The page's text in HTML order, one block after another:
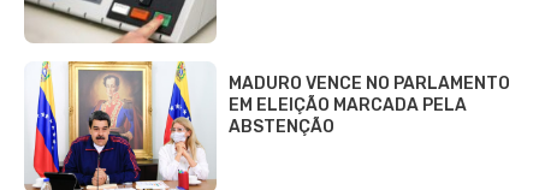
MADURO VENCE NO PARLAMENTO
EM ELEIÇÃO MARCADA PELA
ABSTENÇÃO